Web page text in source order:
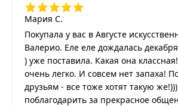
Мария С.
Покупала у вас в Августе
Валерио. Еле еле дождалась
) уже поставила. Какая она
очень легко. И совсем нет запаха!
друзьям - все тоже хотят такую
поблагодарить за прекрасное